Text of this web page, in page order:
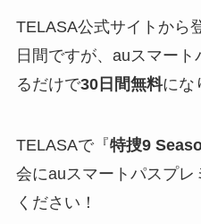
TELASA公式サイトから
日間ですが、auスマー
るだけで30日間無料にな
TELASAで『特捜9
会にauスマートパスプ
ください！